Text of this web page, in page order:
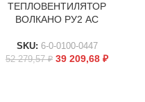
ТЕПЛОВЕНТИЛЯТОР
ВОЛКАНО РУ2 АС
SKU: 6-0-0100-0447
52 279,57₽ 39 209,68 ₽